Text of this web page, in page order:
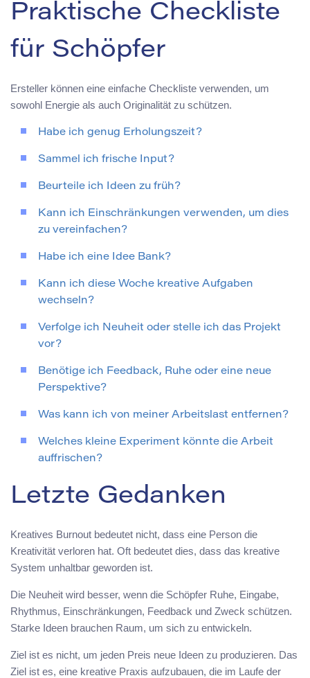
Praktische Checkliste
für Schöpfer
Ersteller können eine einfache Checkliste verwenden, um
sowohl Energie als auch Originalität zu schützen.
Habe ich genug Erholungszeit?
Sammel ich frische Input?
Beurteile ich Ideen zu früh?
Kann ich Einschränkungen verwenden, um dies
zu vereinfachen?
Habe ich eine Idee Bank?
Kann ich diese Woche kreative Aufgaben
wechseln?
Verfolge ich Neuheit oder stelle ich das Projekt
vor?
Benötige ich Feedback, Ruhe oder eine neue
Perspektive?
Was kann ich von meiner Arbeitslast entfernen?
Welches kleine Experiment könnte die Arbeit
auffrischen?
Letzte Gedanken
Kreatives Burnout bedeutet nicht, dass eine Person die
Kreativität verloren hat. Oft bedeutet dies, dass das kreative
System unhaltbar geworden ist.
Die Neuheit wird besser, wenn die Schöpfer Ruhe, Eingabe,
Rhythmus, Einschränkungen, Feedback und Zweck schützen.
Starke Ideen brauchen Raum, um sich zu entwickeln.
Ziel ist es nicht, um jeden Preis neue Ideen zu produzieren. Das
Ziel ist es, eine kreative Praxis aufzubauen, die im Laufe der